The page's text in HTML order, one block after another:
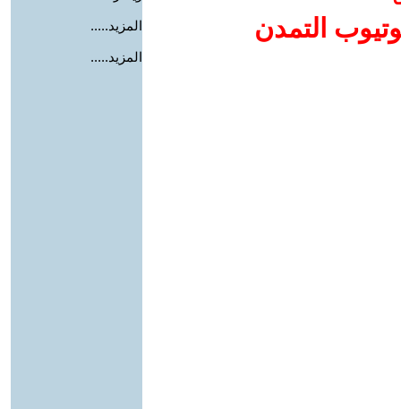
التمدن
المزيد.....
المزيد.....